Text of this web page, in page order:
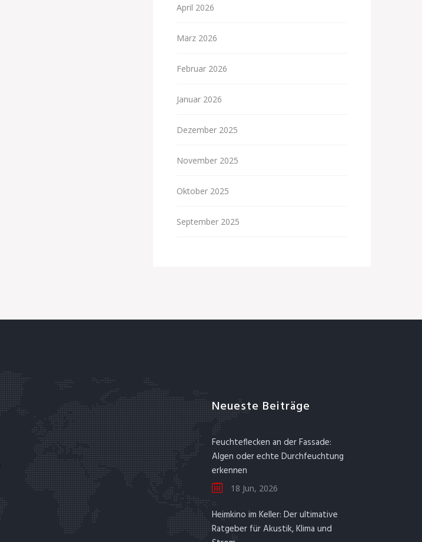
April 2026
März 2026
Februar 2026
Januar 2026
Dezember 2025
November 2025
Oktober 2025
September 2025
Neueste Beiträge
Feuchteflecken an der Fassade:
Algen oder echte Durchfeuchtung
erkennen
18 Jun, 2026
Heimkino im Keller: Der ultimative
Ratgeber für Akustik, Klima und